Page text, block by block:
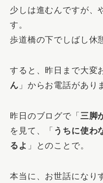
少しは進むんですが、
す。
歩道橋の下でしばし休
すると、昨日まで大変
ん 」からお電話があり
昨日のブログで「 三脚
を見て、「 うちに使わ
るよ 」とのことで。
本当に、お世話になり